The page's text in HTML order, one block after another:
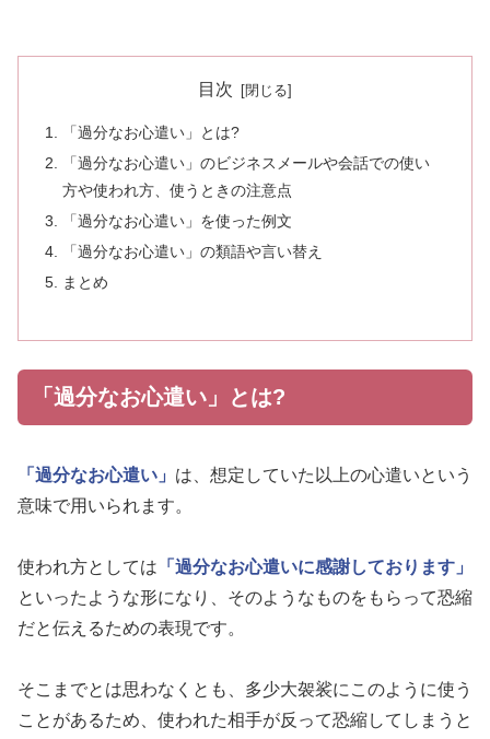
目次
「過分なお心遣い」とは?
「過分なお心遣い」のビジネスメールや会話での使い
方や使われ方、使うときの注意点
「過分なお心遣い」を使った例文
「過分なお心遣い」の類語や言い替え
まとめ
「過分なお心遣い」とは?
「過分なお心遣い」 は、想定していた以上の心遣いという
意味で用いられます。
使われ方としては 「過分なお心遣いに感謝しております」
といったような形になり、そのようなものをもらって恐縮
だと伝えるための表現です。
そこまでとは思わなくとも、多少大袈裟にこのように使う
ことがあるため、使われた相手が反って恐縮してしまうと